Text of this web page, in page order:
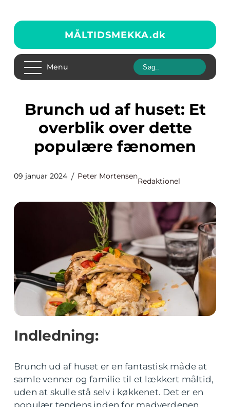
MÅLTIDSMEKKA.dk
Menu
Brunch ud af huset: Et
overblik over dette
populære fænomen
09 januar 2024 Peter Mortensen
Redaktionel
Indledning:
Brunch ud af huset er en fantastisk måde at
samle venner og familie til et lækkert måltid,
uden at skulle stå selv i køkkenet. Det er en
populær tendens inden for madverdenen,